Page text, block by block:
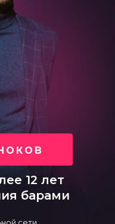
12 лет
барами